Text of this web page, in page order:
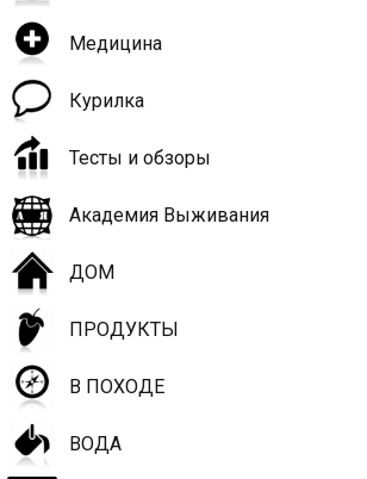
Медицина
Курилка
Тесты и обзоры
Академия Выживания
ДОМ
ПРОДУКТЫ
В ПОХОДЕ
ВОДА